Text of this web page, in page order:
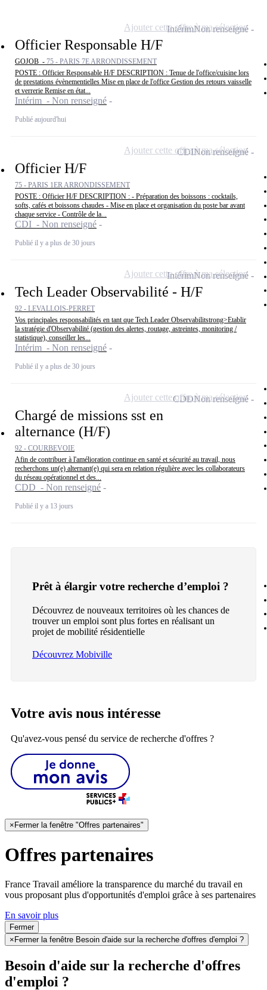
Officier Responsable H/F
GOJOB - 75 - PARIS 7E ARRONDISSEMENT
POSTE : Officier Responsable H/F DESCRIPTION : Tenue de l'office/cuisine lors
de prestations évènementielles Mise en place de l'office Gestion des retours vaisselle
et verrerie Remise en état...
Intérim - Non renseigné
Publié aujourd'hui
IntérimNon renseigné
Ajouter cette offre à ma sélection
Officier H/F
75 - PARIS 1ER ARRONDISSEMENT
POSTE : Officier H/F DESCRIPTION : - Préparation des boissons : cocktails,
softs, cafés et boissons chaudes - Mise en place et organisation du poste bar avant
chaque service - Contrôle de la...
CDI - Non renseigné
Publié il y a plus de 30 jours
CDINon renseigné
Ajouter cette offre à ma sélection
Tech Leader Observabilité - H/F
92 - LEVALLOIS-PERRET
Vos principales responsabilités en tant que Tech Leader Observabilitstrong>Etablir
la stratégie d'Observabilité (gestion des alertes, routage, astreintes, monitoring /
statistique), conseiller les...
Intérim - Non renseigné
Publié il y a plus de 30 jours
IntérimNon renseigné
Ajouter cette offre à ma sélection
Chargé de missions sst en
alternance (H/F)
92 - COURBEVOIE
Afin de contribuer à l'amélioration continue en santé et sécurité au travail, nous
recherchons un(e) alternant(e) qui sera en relation régulière avec les collaborateurs
du réseau opérationnel et des...
CDD - Non renseigné
Publié il y a 13 jours
CDDNon renseigné
Ajouter cette offre à ma sélection
Prêt à élargir votre recherche d’emploi ?
Découvrez de nouveaux territoires où les chances de
trouver un emploi sont plus fortes en réalisant un
projet de mobilité résidentielle
Découvrez Mobiville
Votre avis nous intéresse
Qu'avez-vous pensé du service de recherche d'offres ?
× Fermer la fenêtre "Offres partenaires"
Offres partenaires
France Travail améliore la transparence du marché du travail en
vous proposant plus d'opportunités d'emploi grâce à ses partenaires
En savoir plus
Fermer
×Fermer la fenêtre Besoin d'aide sur la recherche d'offres d'emploi ?
Besoin d'aide sur la recherche d'offres
d'emploi ?